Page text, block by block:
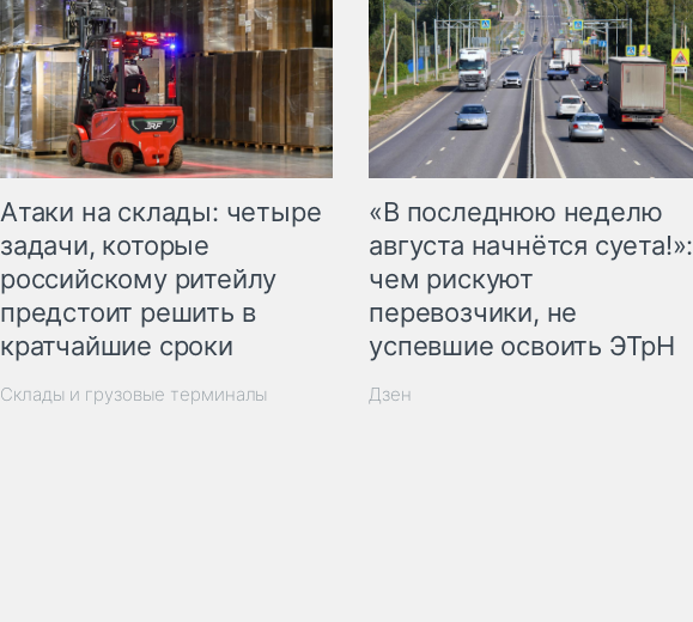
Атаки на склады: четыре
задачи, которые
российскому ритейлу
предстоит решить в
кратчайшие сроки
Склады и грузовые терминалы
«В последнюю неделю
августа начнётся суета!»:
чем рискуют
перевозчики, не
успевшие освоить ЭТрН
Дзен